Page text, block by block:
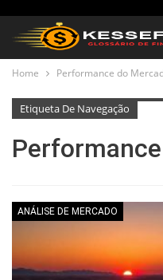
Home Performance do
Etiqueta De Navegação
ANÁLISE DE MERCADO